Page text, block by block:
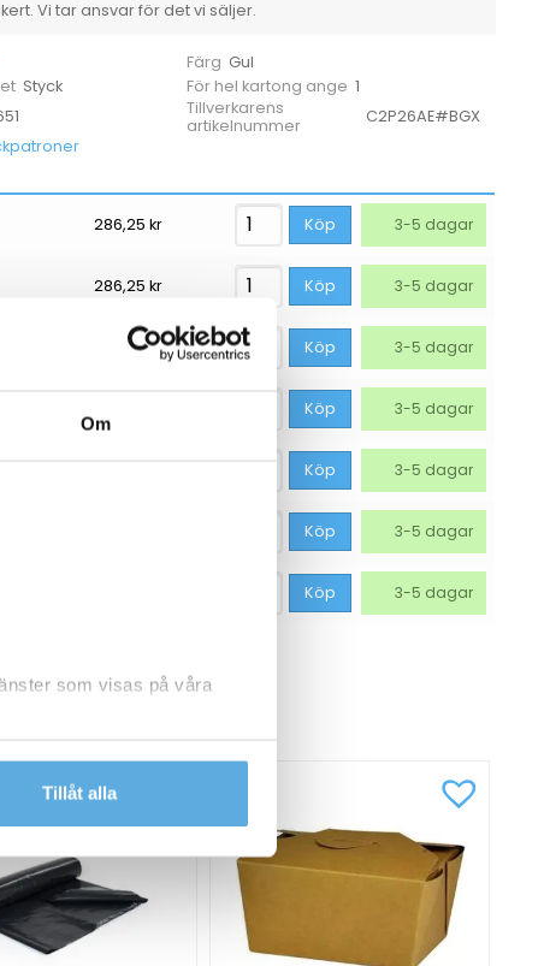
Om
som visas på våra
Tillåt alla
Vi tar ansvar för det vi säljer.
Färg Gul
Styck För hel kartong ange 1
Tillverkarens
artikelnummer
C2P26AE#BGX
286,25 kr Köp 3-5 dagar
286,25 kr Köp 3-5 dagar
286,25kr Köp 3-5 dagar
Köp 3-5 dagar
Köp 3-5 dagar
Köp 3-5 dagar
Köp 3-5 dagar